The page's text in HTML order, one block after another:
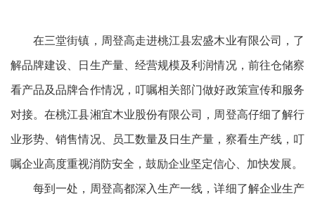
在三堂街镇，周登高走进桃江县宏盛木业有限公司，了
解品牌建设、日生产量、经营规模及利润情况，前往仓储察
看产品及品牌合作情况，叮嘱相关部门做好政策宣传和服务
对接。在桃江县湘宜木业股份有限公司，周登高仔细了解行
业形势、销售情况、员工数量及日生产量，察看生产线，叮
嘱企业高度重视消防安全，鼓励企业坚定信心、加快发展。
每到一处，周登高都深入生产一线，详细了解企业生产